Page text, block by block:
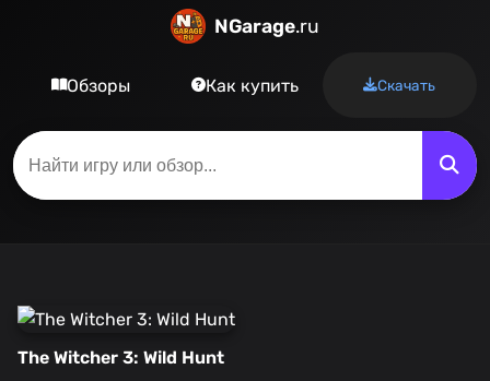
NGarage.ru
Обзоры Как купить Скачать
The Witcher 3: Wild Hunt